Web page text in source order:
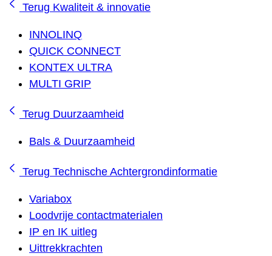
Terug Kwaliteit & innovatie
INNOLINQ
QUICK CONNECT
KONTEX ULTRA
MULTI GRIP
Terug Duurzaamheid
Bals & Duurzaamheid
Terug Technische Achtergrondinformatie
Variabox
Loodvrije contactmaterialen
IP en IK uitleg
Uittrekkrachten